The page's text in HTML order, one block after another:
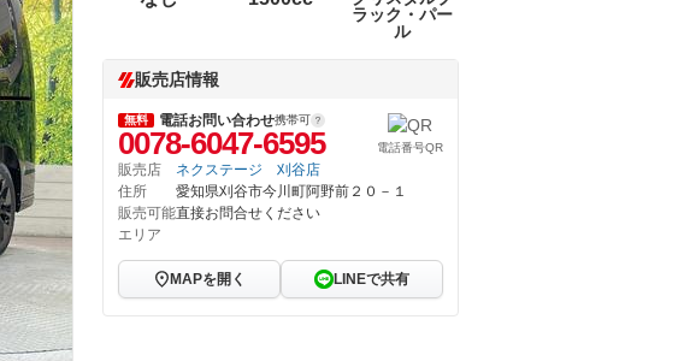
ラック・パー
ル
販売店情報
無料 電話お問い合わせ携帯可
0078-6047-6595 電話番号QR
販売店
ネクステージ 刈谷店
住所
愛知県刈谷市今川町阿野前２０－１
販売可能
エリア
直接お問合せください
MAPを開く LINEで共有